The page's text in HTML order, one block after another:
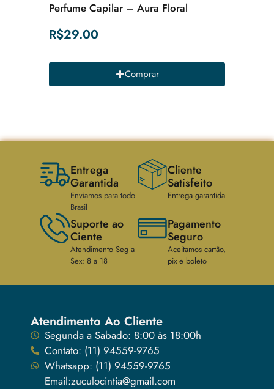
Perfume Capilar – Aura Floral
R$29.00
Comprar
Entrega
Garantida
Enviamos para todo
Brasil
Cliente
Satisfeito
Entrega garantida
Suporte ao
Ciente
Atendimento Seg a
Sex: 8 a 18
Pagamento
Seguro
Aceitamos cartão,
pix e boleto
Atendimento Ao Cliente
Segunda a Sabado: 8:00 às 18:00h
Contato: (11) 94559-9765
Whatsapp: (11) 94559-9765
Email:zuculocintia@gmail.com